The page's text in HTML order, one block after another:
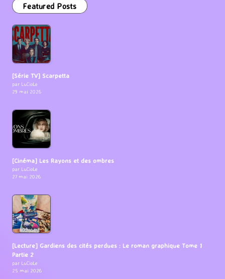
Featured Posts
[Série TV] Scarpetta
par LuCioLe
29 mai 2026
[Cinéma] Les Rayons et des ombres
par LuCioLe
27 mai 2026
[Lecture] Gardiens des cités perdues : Le roman graphique Tome 1
Partie 2
par LuCioLe
25 mai 2026